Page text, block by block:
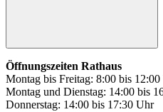
Öffnungszeiten Rathaus
Montag bis Freitag: 8:00 bis
Montag und Dienstag: 14:00 bis
Donnerstag: 14:00 bis 17:30 Uhr